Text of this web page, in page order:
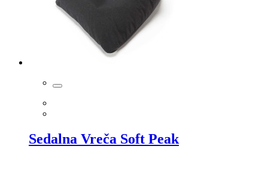
Sedalna Vreča Soft Peak